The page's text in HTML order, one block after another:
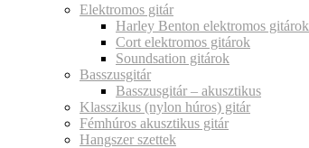
Elektromos gitár
Harley Benton elektromos gitárok
Cort elektromos gitárok
Soundsation gitárok
Basszusgitár
Basszusgitár – akusztikus
Klasszikus (nylon húros) gitár
Fémhúros akusztikus gitár
Hangszer szettek